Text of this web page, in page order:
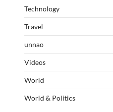
Technology
Travel
unnao
Videos
World
World & Politics